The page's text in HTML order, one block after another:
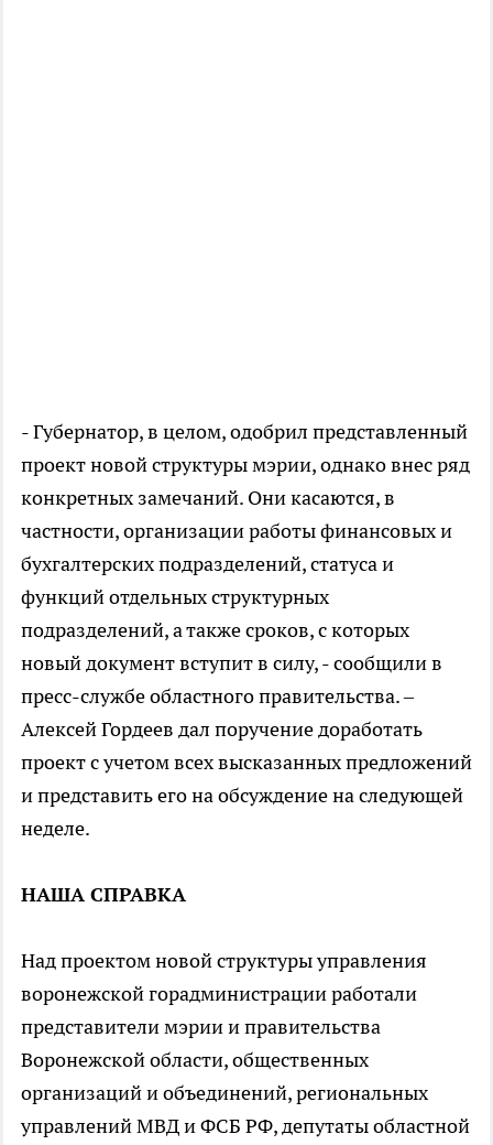
- Губернатор, в целом, одобрил представленный
проект новой структуры мэрии, однако внес ряд
конкретных замечаний. Они касаются, в
частности, организации работы финансовых и
бухгалтерских подразделений, статуса и
функций отдельных структурных
подразделений, а также сроков, с которых
новый документ вступит в силу, - сообщили в
пресс-службе областного правительства. –
Алексей Гордеев дал поручение доработать
проект с учетом всех высказанных предложений
и представить его на обсуждение на следующей
неделе.
НАША СПРАВКА
Над проектом новой структуры управления
воронежской горадминистрации работали
представители мэрии и правительства
Воронежской области, общественных
организаций и объединений, региональных
управлений МВД и ФСБ РФ, депутаты областной